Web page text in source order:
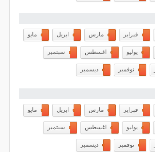
فبراير مارس ابريل مايو
يوليو اغسطس سبتمبر
نوفمبر ديسمبر
فبراير مارس ابريل مايو
يوليو اغسطس سبتمبر
نوفمبر ديسمبر